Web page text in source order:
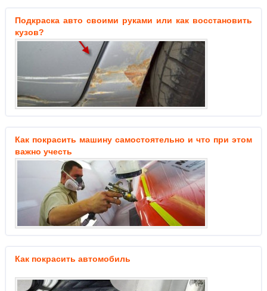
Подкраска авто своими руками или как восстановить
кузов?
Как покрасить машину самостоятельно и что при этом
важно учесть
Как покрасить автомобиль